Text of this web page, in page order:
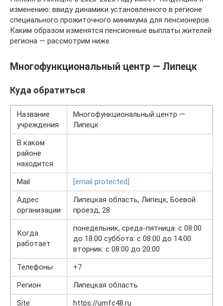
изменению: ввиду динамики установленного в регионе
специального прожиточного минимума для пенсионеров.
Каким образом изменятся пенсионные выплаты жителей
региона — рассмотрим ниже.
Многофункциональный центр — Липецк
Куда обратиться
Название
учреждения
Многофункциональный центр —
Липецк
В каком
районе
находится
Mail
[email protected]
Адрес
организации
Липецкая область, Липецк, Боевой
проезд, 28
Когда
работает
понедельник, среда-пятница: с 08:00
до 18:00 суббота: с 08:00 до 14:00
вторник: с 08:00 до 20:00
Телефоны
+7
Регион
Липецкая область
Site
https://umfc48.ru